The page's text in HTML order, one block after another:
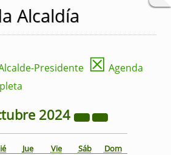
Alcaldía
Presidente ☒ Agenda
2024
Jue Vie Sáb Dom